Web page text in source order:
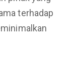
terhadap